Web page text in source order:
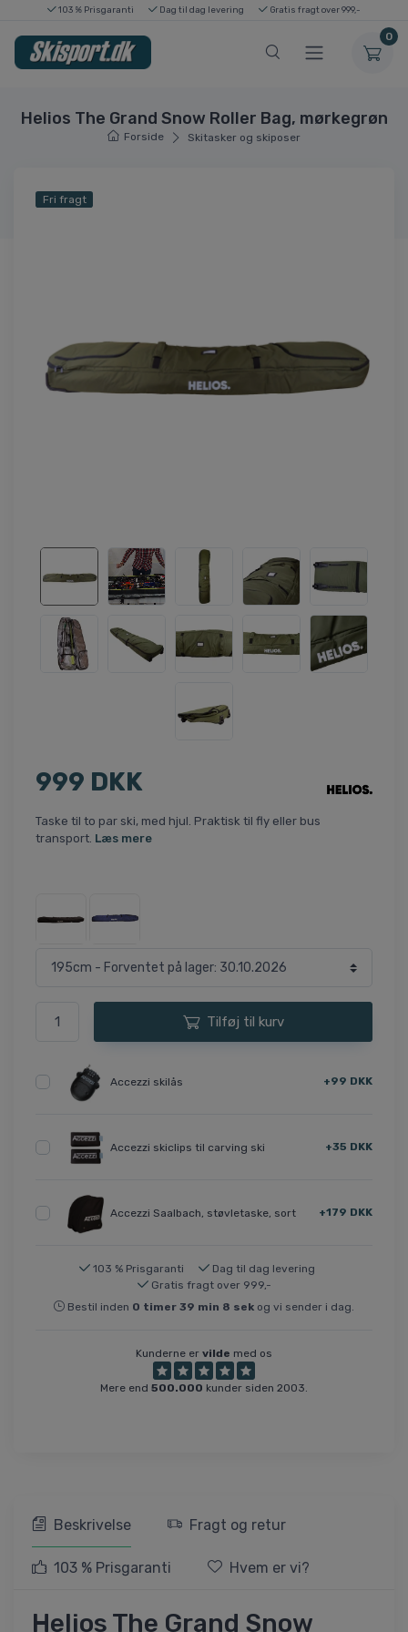
103 % Prisgaranti Dag til dag levering Gratis fragt over 999,-
0
Helios The Grand Snow Roller Bag, mørkegrøn
Forside Skitasker og skiposer
Fri fragt
999 DKK
Taske til to par ski, med hjul. Praktisk til fly eller bus
transport. Læs mere
Tilføj til kurv
Accezzi skilås +99 DKK
Accezzi skiclips til carving ski +35 DKK
Accezzi Saalbach, støvletaske, sort +179 DKK
103 % Prisgaranti
Dag til dag levering
Gratis fragt over 999,-
Bestil inden 0 timer39 min 7 sekog vi sender i dag.
Kunderne er vilde med os
Mere end 500.000 kunder siden 2003.
Beskrivelse Fragt og retur
103 % Prisgaranti Hvem er vi?
Helios The Grand Snow